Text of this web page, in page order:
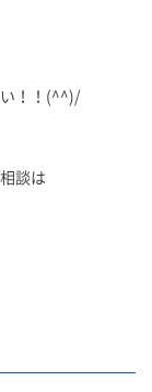
い！！(^^)/
談は